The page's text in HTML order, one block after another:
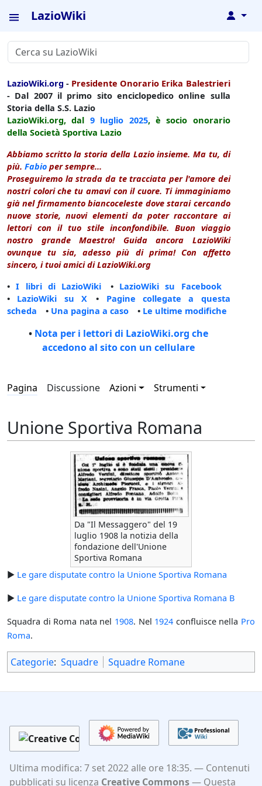
LazioWiki ↓
LazioWiki.org - Presidente Onorario Erika Balestrieri
- Dal 2007 il primo sito enciclopedico online sulla
Storia della S.S. Lazio
LazioWiki.org, dal 9 luglio 2025, è socio onorario
della Società Sportiva Lazio
Abbiamo scritto la storia della Lazio insieme. Ma tu, di
più. Fabio per sempre...
Proseguiremo la strada da te tracciata per l'amore dei
nostri colori che tu amavi con il cuore. Ti immaginiamo
già nel firmamento biancoceleste dove starai cercando
nuove storie, nuovi elementi da poter raccontare ai
lettori con il tuo stile inconfondibile. Buon viaggio
nostro grande Maestro! Guida ancora LazioWiki
ovunque tu sia, adesso più di prima! Con affetto
sincero, i tuoi amici di LazioWiki.org
•I libri di LazioWiki • LazioWiki su Facebook
• LazioWiki su X • Pagine collegate a questa
scheda • Una pagina a caso • Le ultime modifiche
• Nota per i lettori di LazioWiki.org che
accedono al sito con un cellulare
Pagina Discussione Azioni Strumenti
Unione Sportiva Romana
Da "Il Messaggero" del 19
luglio 1908 la notizia della
fondazione dell'Unione
Sportiva Romana
► Le gare disputate contro la Unione Sportiva Romana
► Le gare disputate contro la Unione Sportiva Romana B
Squadra di Roma nata nel 1908. Nel 1924 confluisce nella Pro
Roma.
Categorie: Squadre Squadre Romane
Ultima modifica: 7 set 2022 alle ore 18:35.
Contenuti
pubblicati su licenza Creative Commons Questa